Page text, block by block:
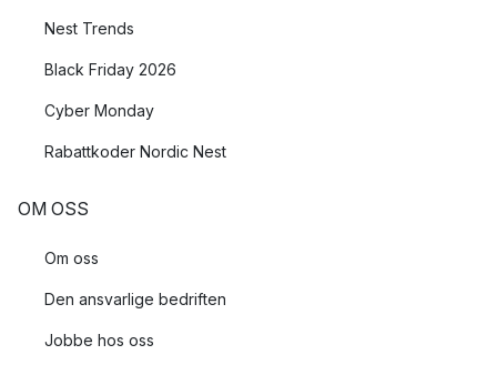
Nest Trends
Black Friday 2026
Cyber Monday
Rabattkoder Nordic Nest
OM OSS
Om oss
Den ansvarlige bedriften
Jobbe hos oss